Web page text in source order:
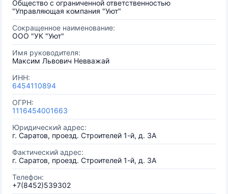
Общество с ограниченной ответственностью
"Управляющая компания "Уют"
Сокращенное наименование:
ООО "УК "Уют"
Имя руководителя:
Максим Львович Невважай
ИНН:
6454110894
ОГРН:
1116454001663
Юридический адрес:
г. Саратов, проезд. Строителей 1-й, д. 3А
Фактический адрес:
г. Саратов, проезд. Строителей 1-й, д. 3А
Телефон:
+7(8452)539302